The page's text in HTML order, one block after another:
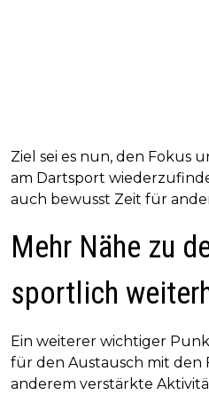
Ziel sei es nun, den Fokus
am Dartsport
auch bewusst Zeit für
Mehr Nähe zu
sportlich
Ein weiterer wichtiger
für den Austausch mit den
anderem verstärkte